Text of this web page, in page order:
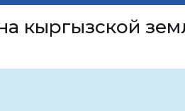
кыргызской